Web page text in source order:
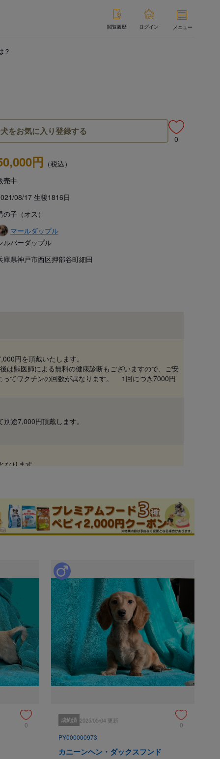
閲覧履歴 ログイン メニュー
？
をお気に入り登録する
0
円 （税込）
売中
08/17 生後1816日
の子（オス）
マールダップル
ルバーダップル
庫県神戸市西区押部谷町細田
円を頂戴いたします。
は獣医師による無料の健康診断もございますので、ご安
ってワクチンの回数が異なります。 1回につき7000円
途7,000円頂戴します。
ります。
ーダー
このブリーダーの詳細
ています。
0
成約済 2025/05/04 更新
0
PY000000973
カニーンヘン・ダックスフンド